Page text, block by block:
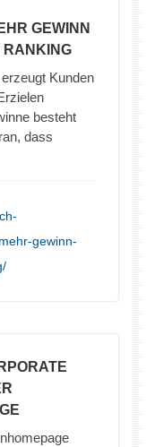
GEWINN
RANKING
Kunden
besteht
dass
gewinn-